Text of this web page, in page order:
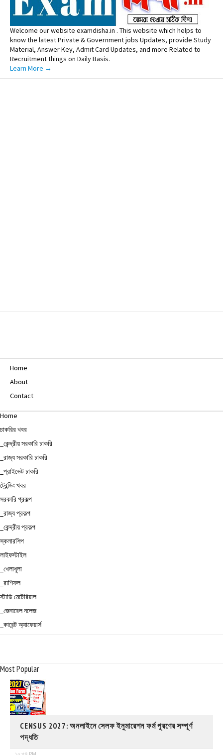
Welcome our website examdisha.in . This website which helps to
know the latest Private & Government jobs Updates, provide Study
Material, Answer Key, Admit Card Updates, and more Related to
Recruitment things on Daily Basis.
Learn More →
Home
About
Contact
Home
চাকরির খবর
_কেন্দ্রীয় সরকারি চাকরি
_রাজ্য সরকারি চাকরি
_প্রাইভেট চাকরি
ট্রেন্ডিং খবর
সরকারি প্রকল্প
_রাজ্য প্রকল্প
_কেন্দ্রীয় প্রকল্প
স্কলারশিপ
লাইফস্টাইল
_খেলাধূলা
_রাশিফল
স্টাডি মেটেরিয়াল
_জেনারেল নলেজ
_কারেন্ট অ্যাফেয়ার্স
Most Popular
CENSUS 2027: অনলাইনে সেলফ ইনুমারেশন ফর্ম পূরণের সম্পূর্ণ
পদ্ধতি